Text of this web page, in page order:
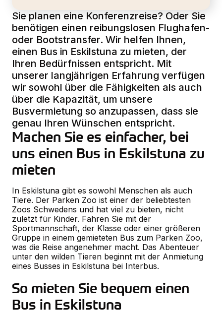
Sie planen eine Konferenzreise? Oder Sie
benötigen einen reibungslosen Flughafen-
oder Bootstransfer. Wir helfen Ihnen,
einen Bus in Eskilstuna zu mieten, der
Ihren Bedürfnissen entspricht. Mit
unserer langjährigen Erfahrung verfügen
wir sowohl über die Fähigkeiten als auch
über die Kapazität, um unsere
Busvermietung so anzupassen, dass sie
genau Ihren Wünschen entspricht.
Machen Sie es einfacher, bei
uns einen Bus in Eskilstuna zu
mieten
In Eskilstuna gibt es sowohl Menschen als auch
Tiere. Der Parken Zoo ist einer der beliebtesten
Zoos Schwedens und hat viel zu bieten, nicht
zuletzt für Kinder. Fahren Sie mit der
Sportmannschaft, der Klasse oder einer größeren
Gruppe in einem gemieteten Bus zum Parken Zoo,
was die Reise angenehmer macht. Das Abenteuer
unter den wilden Tieren beginnt mit der Anmietung
eines Busses in Eskilstuna bei Interbus.
So mieten Sie bequem einen
Bus in Eskilstuna